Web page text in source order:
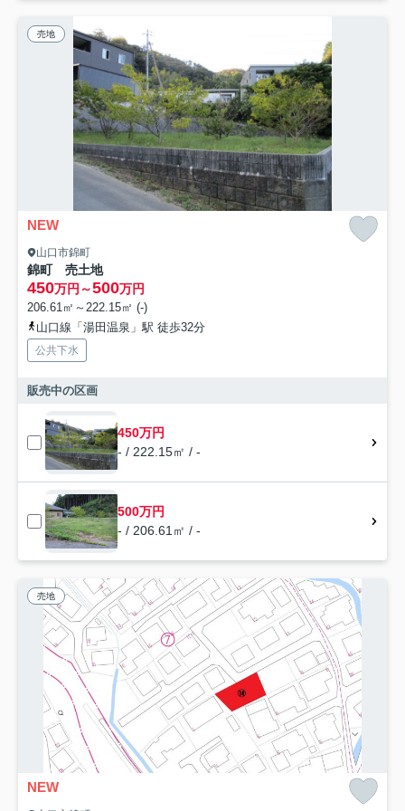
売地
NEW
山口市錦町
錦町 売土地
450万円～500万円
206.61㎡～222.15㎡ (-)
山口線「湯田温泉」駅 徒歩32分
公共下水
販売中の区画
450万円
- / 222.15㎡ / -
500万円
- / 206.61㎡ / -
売地
NEW